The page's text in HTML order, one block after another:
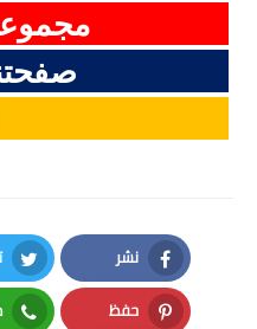
نشر
Facebook
حفظ